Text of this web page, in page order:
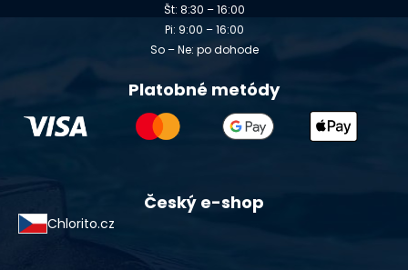
Št: 8:30 – 16:00
Pi: 9:00 – 16:00
So – Ne: po dohode
Platobné metódy
Český e-shop
Chlorito.cz